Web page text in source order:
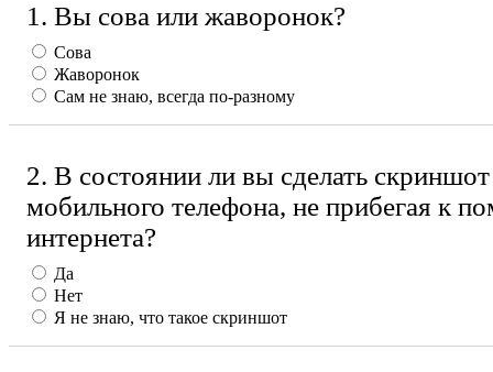
1. Вы сова или жаворонок?
Сова
Жаворонок
Сам не знаю, всегда по-разному
2. В состоянии ли вы сделать скриншот
мобильного телефона, не прибегая к
интернета?
Да
Нет
Я не знаю, что такое скриншот